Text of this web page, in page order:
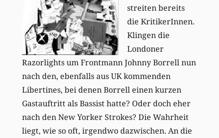
streiten bereits
die KritikerInnen.
Klingen die
Londoner
Razorlights um Frontmann Johnny Borrell nun
nach den, ebenfalls aus UK kommenden
Libertines, bei denen Borrell einen kurzen
Gastauftritt als Bassist hatte? Oder doch eher
nach den New Yorker Strokes? Die Wahrheit
liegt, wie so oft, irgendwo dazwischen. An die